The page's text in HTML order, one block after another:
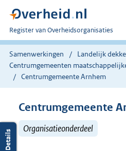
U
bent
nu
hier:
Register van Overheidsorganisaties
Samenwerkingen
Landelijk
Centrumgemeenten
Centrumgemeente Arnhem
Centrumgemeente
Organisatieonderdeel